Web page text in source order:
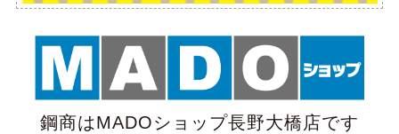
鋼商はMADOショップ長野大橋店です